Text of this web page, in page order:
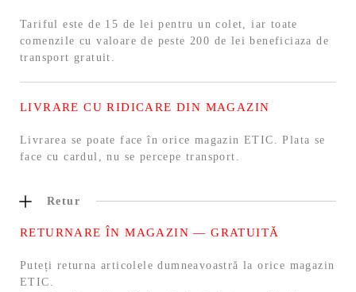
Tariful este de 15 de lei pentru un colet, iar toate
comenzile cu valoare de peste 200 de lei beneficiaza de
transport gratuit.
LIVRARE CU RIDICARE DIN MAGAZIN
Livrarea se poate face în orice magazin ETIC. Plata se
face cu cardul, nu se percepe transport.
Retur
RETURNARE ÎN MAGAZIN — GRATUITĂ
Puteți returna articolele dumneavoastră la orice magazin
ETIC.